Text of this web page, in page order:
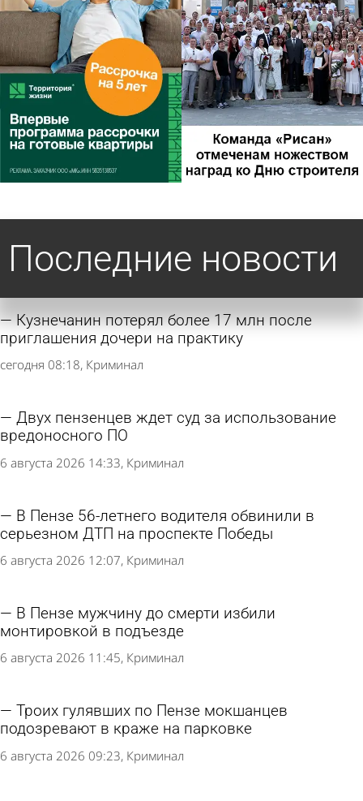
Последние новости
Кузнечанин потерял более 17 млн после
приглашения дочери на практику
сегодня 08:18 Криминал
Двух пензенцев ждет суд за использование
вредоносного ПО
6 августа 2026 14:33 Криминал
В Пензе 56-летнего водителя обвинили в
серьезном ДТП на проспекте Победы
6 августа 2026 12:07 Криминал
В Пензе мужчину до смерти избили
монтировкой в подъезде
6 августа 2026 11:45 Криминал
Троих гулявших по Пензе мокшанцев
подозревают в краже на парковке
6 августа 2026 09:23 Криминал